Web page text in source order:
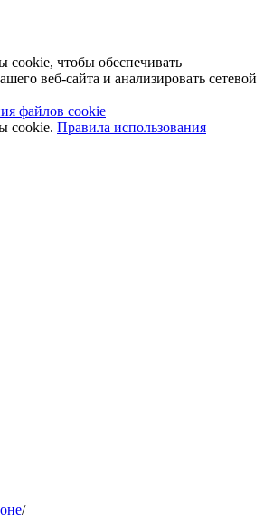
чтобы обеспечивать
веб-сайта и анализировать сетевой
файлов cookie
cookie. Правила использования
/